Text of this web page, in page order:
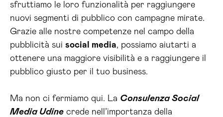
sfruttiamo le loro funzionalità per raggiungere
nuovi segmenti di pubblico con campagne mirate.
Grazie alle nostre competenze nel campo della
pubblicità sui social media, possiamo aiutarti a
ottenere una maggiore visibilità e a raggiungere il
pubblico giusto per il tuo business.
Ma non ci fermiamo qui. La Consulenza Social
Media Udine crede nell’importanza della